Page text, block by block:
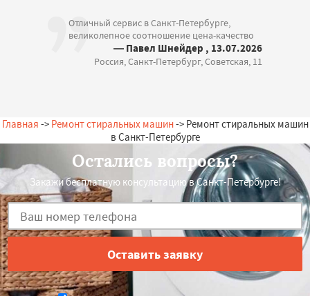
Отличный сервис в Санкт-Петербурге,
великолепное соотношение цена-качество
— Павел Шнейдер , 13.07.2026
Россия, Санкт-Петербург, Советская, 11
Главная -> Ремонт стиральных машин-> Ремонт стиральных машин
в Санкт-Петербурге
Остались вопросы?
Закажи бесплатную консультацию в Санкт-Петербурге!